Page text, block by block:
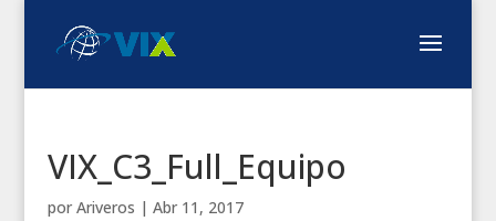
VIX_C3_Full_Equipo
por Ariveros | Abr 11, 2017